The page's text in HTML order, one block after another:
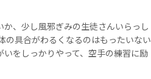
、少し風邪ぎみの生徒さんいらっし
の具合がわるくなるのはもったいない
をしっかりやって、空手の練習に励